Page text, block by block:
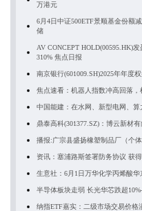
万港元
6月4日中证500ETF景顺基金份额
储
AV CONCEPT HOLD(00595.HK)
310% 焦点日报
南京银行(601009.SH)2025年年度
焦点速看：机器人指数冲高回落
中国能建：在水网、新型电网、
鼎泰高科(301377.SZ)：博云新材
播报:广宗县盛扬橡塑制品厂（个
资讯：塞浦路斯签署防务协议 获
生意社：6月1日万华化学丙烯酸
半导体板块走弱 长光华芯跌超
纳指ETF嘉实：二级市场交易价格